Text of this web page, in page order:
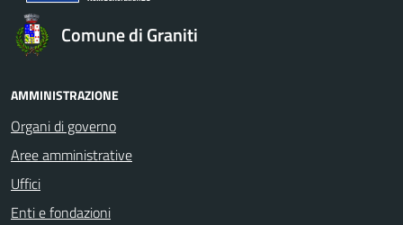
Comune di Graniti
AMMINISTRAZIONE
Organi di governo
Aree amministrative
Uffici
Enti e fondazioni